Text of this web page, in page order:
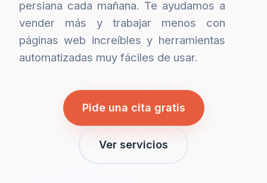
persiana cada mañana. Te ayudamos a
vender más y trabajar menos con
páginas web increíbles y herramientas
automatizadas muy fáciles de usar.
Pide una cita gratis
Ver servicios